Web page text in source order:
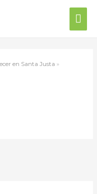
en Santa Justa